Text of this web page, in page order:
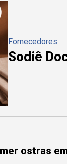
Fornecedores
Sodiê
ostras